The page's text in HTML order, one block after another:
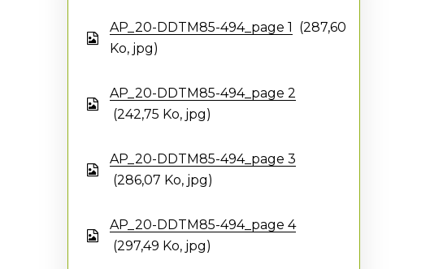
AP_20-DDTM85-494_page 1
287,60
Ko, jpg
AP_20-DDTM85-494_page 2
242,75 Ko, jpg
AP_20-DDTM85-494_page 3
286,07 Ko, jpg
AP_20-DDTM85-494_page 4
297,49 Ko, jpg